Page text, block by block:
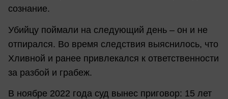
сознание.
Убийцу поймали на следующий день – он и не
отпирался. Во время следствия выяснилось, что
Хливной и ранее привлекался к ответственности
за разбой и грабеж.
В ноябре 2022 года суд вынес приговор: 15 лет